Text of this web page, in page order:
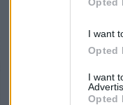
I want
Opted
I want
Opted